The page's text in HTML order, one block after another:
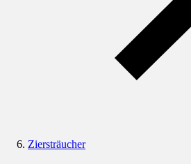
Ziersträucher